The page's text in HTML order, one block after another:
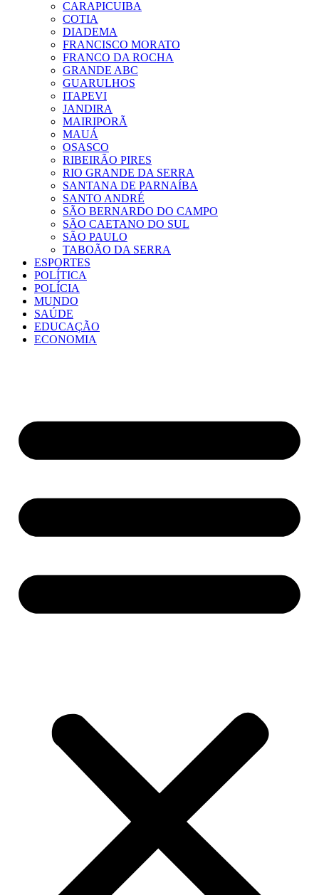
CARAPICUIBA
COTIA
DIADEMA
FRANCISCO MORATO
FRANCO DA ROCHA
GRANDE ABC
GUARULHOS
ITAPEVI
JANDIRA
MAIRIPORÃ
MAUÁ
OSASCO
RIBEIRÃO PIRES
RIO GRANDE DA SERRA
SANTANA DE PARNAÍBA
SANTO ANDRÉ
SÃO BERNARDO DO CAMPO
SÃO CAETANO DO SUL
SÃO PAULO
TABOÃO DA SERRA
ESPORTES
POLÍTICA
POLÍCIA
MUNDO
SAÚDE
EDUCAÇÃO
ECONOMIA